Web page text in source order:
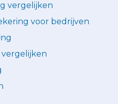
vergelijken
voor bedrijven